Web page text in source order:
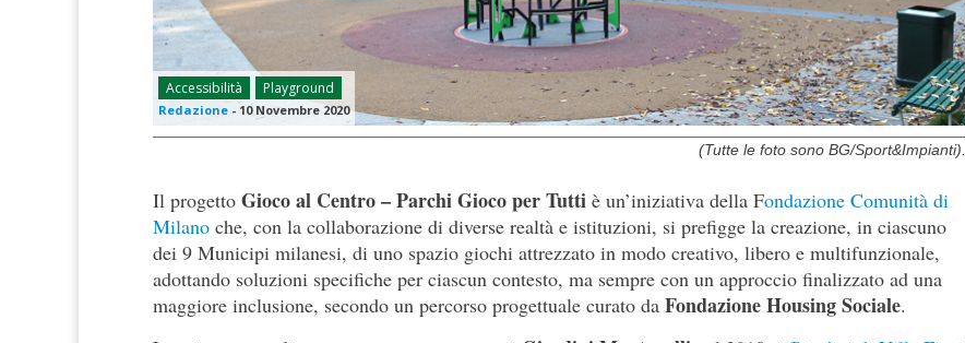
Accessibilità Playground
Redazione - 10 Novembre 2020
(Tutte le foto sono BG/Sport&Impianti).
Il progetto Gioco al Centro – Parchi Gioco per Tutti è un’iniziativa della Fondazione Comunità di
Milano che, con la collaborazione di diverse realtà e istituzioni, si prefigge la creazione, in ciascuno
dei 9 Municipi milanesi, di uno spazio giochi attrezzato in modo creativo, libero e multifunzionale,
adottando soluzioni specifiche per ciascun contesto, ma sempre con un approccio finalizzato ad una
maggiore inclusione, secondo un percorso progettuale curato da Fondazione Housing Sociale.